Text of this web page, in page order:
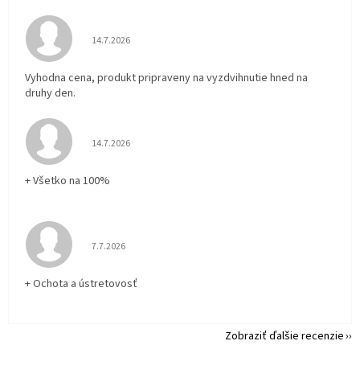
Hodnotenie obchodu je 5 z 5 hviezdičiek.
14.7.2026
Vyhodna cena, produkt pripraveny na vyzdvihnutie hned na
druhy den.
Hodnotenie obchodu je 5 z 5 hviezdičiek.
14.7.2026
+ Všetko na 100%
Hodnotenie obchodu je 5 z 5 hviezdičiek.
7.7.2026
+ Ochota a ústretovosť
Zobraziť ďalšie recenzie